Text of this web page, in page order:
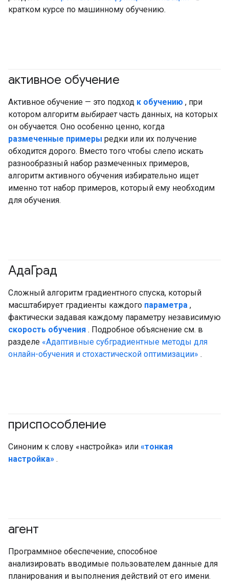
кратком курсе по машинному обучению.
активное обучение
Активное обучение — это подход к обучению , при
котором алгоритм выбираетчасть данных, на которых
он обучается. Оно особенно ценно, когда
размеченные примеры редки или их получение
обходится дорого. Вместо того чтобы слепо искать
разнообразный набор размеченных примеров,
алгоритм активного обучения избирательно ищет
именно тот набор примеров, который ему необходим
для обучения.
АдаГрад
Сложный алгоритм градиентного спуска, который
масштабирует градиенты каждого параметра ,
фактически задавая каждому параметру независимую
скорость обучения . Подробное объяснение см. в
разделе «Адаптивные субградиентные методы для
онлайн-обучения и стохастической оптимизации» .
приспособление
Синоним к слову «настройка» или «тонкая
настройка» .
агент
Программное обеспечение, способное
анализировать вводимые пользователем данные для
планирования и выполнения действий от его имени.